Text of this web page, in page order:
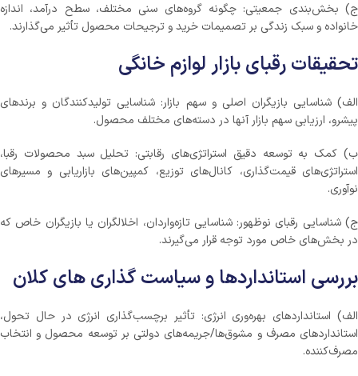
ج) بخش‌بندی جمعیتی: چگونه گروه‌های سنی مختلف، سطح درآمد، اندازه
خانواده و سبک زندگی بر تصمیمات خرید و ترجیحات محصول تأثیر می‌گذارند.
تحقیقات رقبای بازار لوازم خانگی
الف) شناسایی بازیگران اصلی و سهم بازار: شناسایی تولیدکنندگان و برندهای
پیشرو، ارزیابی سهم بازار آنها در دسته‌های مختلف محصول.
ب) کمک به توسعه دقیق استراتژی‌های رقابتی: تحلیل سبد محصولات رقبا،
استراتژی‌های قیمت‌گذاری، کانال‌های توزیع، کمپین‌های بازاریابی و مسیرهای
نوآوری.
ج) شناسایی رقبای نوظهور: شناسایی تازه‌واردان، اخلالگران یا بازیگران خاص که
در بخش‌های خاص مورد توجه قرار می‌گیرند.
بررسی استانداردها و سیاست گذاری های کلان
الف) استانداردهای بهره‌وری انرژی: تأثیر برچسب‌گذاری انرژی در حال تحول،
استانداردهای مصرف و مشوق‌ها/جریمه‌های دولتی بر توسعه محصول و انتخاب
مصرف‌کننده.